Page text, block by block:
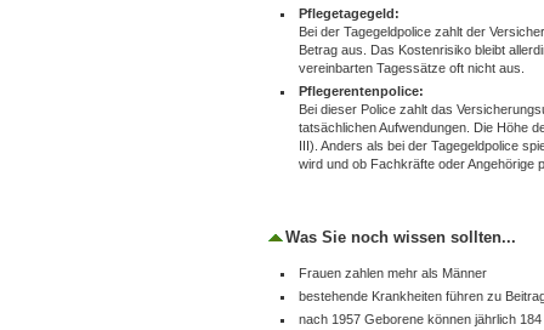
Pflegetagegeld:
Bei der Tagegeldpolice zahlt der
Betrag aus. Das Kostenrisiko bleibt
vereinbarten Tagessätze oft nicht aus.
Pflegerentenpolice:
Bei dieser Police zahlt das
tatsächlichen Aufwendungen. Die Höhe
III). Anders als bei der Tagegeldpolice
wird und ob Fachkräfte oder Angehörige
Was Sie noch wissen sollten...
Frauen zahlen mehr als Männer
bestehende Krankheiten führen zu
nach 1957 Geborene können jährlich